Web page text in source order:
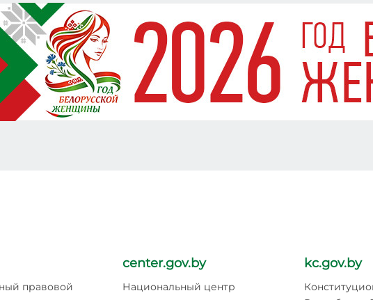
правовой
center.gov.by
Национальный центр
kc.gov.by